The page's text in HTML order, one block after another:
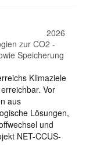
2026
zur CO2 -
Speicherung
Klimaziele
Vor
aus
Lösungen,
und
NET-CCUS-